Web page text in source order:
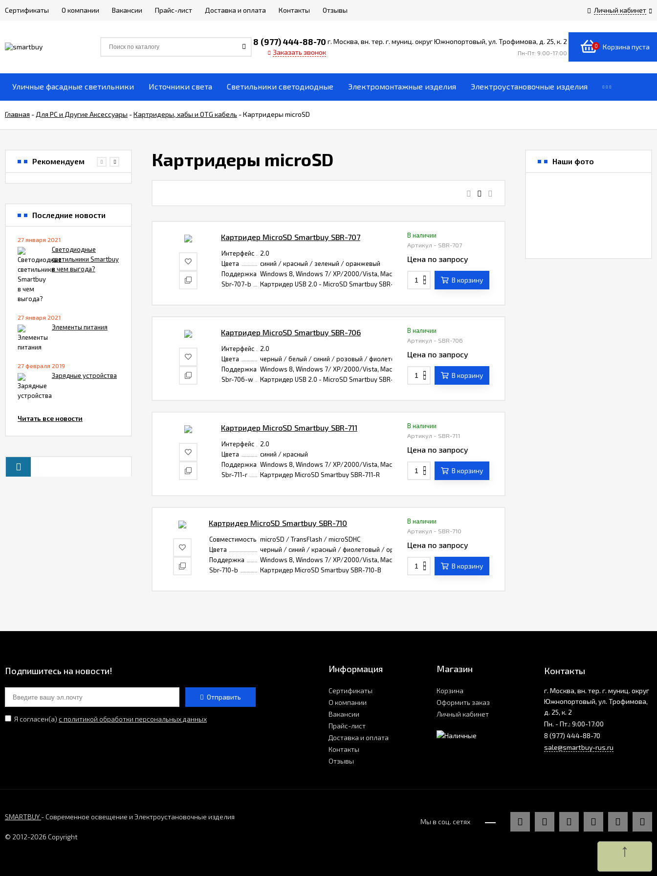
Личный кабинет
Сертификаты О компании Вакансии Прайс-лист Доставка и оплата Контакты Отзывы
8 (977) 444-88-70
Заказать звонок
г. Москва, вн. тер. г. муниц. округ Южнопортовый, ул. Трофимова, д. 25, к. 2
Пн-Пт: 9:00-17:00
0 Корзина пуста
Уличные фасадные светильники Источники света Светильники светодиодные Электромонтажные изделия Электроустановочные изделия
Главная - Для РС и Другие Аксессуары -Картридеры, хабы и OTG кабель -Картридеры microSD
Картридеры microSD
Картридер MicroSD Smartbuy SBR-707
Интерфейс
2.0
Цвета
синий / красный / зеленый / оранжевый
Поддержка Windows 8, Windows 7/ XP/2000/Vista, Mac OS 9.1 и Linux 2.4.2 (или выше)
Sbr-707-b
Картридер USB 2.0 - MicroSD Smartbuy SBR-707-B
В наличии
Артикул - SBR-707
Цена по запросу
В корзину
Картридер MicroSD Smartbuy SBR-706
Интерфейс
2.0
Цвета
черный / белый / синий / розовый / фиолетовый
Поддержка Windows 8, Windows 7/ XP/2000/Vista, Mac OS 9.1 и Linux 2.4.2 (или выше)
Sbr-706-w
Картридер USB 2.0 - MicroSD Smartbuy SBR-706-W
В наличии
Артикул - SBR-706
Цена по запросу
В корзину
Картридер MicroSD Smartbuy SBR-711
Интерфейс
2.0
Цвета
синий / красный
Поддержка Windows 8, Windows 7/ XP/2000/Vista, Mac OS 9.1 и Linux 2.4.2 (или выше)
Sbr-711-r
Картридер MicroSD Smartbuy SBR-711-R
В наличии
Артикул - SBR-711
Цена по запросу
В корзину
Картридер MicroSD Smartbuy SBR-710
Совместимость microSD / TransFlash / microSDHC
Цвета
черный / синий / красный / фиолетовый / оранжевый
Поддержка
Windows 8, Windows 7/ XP/2000/Vista, Mac OS 9.1 и Linux 2.4.2 (или выше)
Sbr-710-b
Картридер MicroSD Smartbuy SBR-710-B
В наличии
Артикул - SBR-710
Цена по запросу
В корзину
Рекомендуем
663₽
Кольцевая
светодиодная (LED)
Smartbuy
1 183₽
Кольцевая
Лампа 20 см
Последние новости
27 января 2021
Светодиодные
светильники Smartbuy
в чем выгода?
27 января 2021
Элементы питания
27 февраля 2019
Зарядные устройства
Читать все новости
Наши фото
Подпишитесь на новости!
Отправить
Я согласен(a) с политикой обработки персональных данных
Информация
Сертификаты
О компании
Вакансии
Прайс-лист
Доставка и оплата
Контакты
Отзывы
Магазин
Корзина
Оформить заказ
Личный кабинет
Контакты
г. Москва, вн. тер. г. муниц. округ
Южнопортовый, ул. Трофимова,
д. 25, к. 2
Пн. - Пт.: 9:00-17:00
8 (977) 444-88-70
sale@smartbuy-rus.ru
↑
Мы в соц. сетях
SMARTBUY - Современное освещение и Электроустановочные изделия
© 2012-2026 Copyright